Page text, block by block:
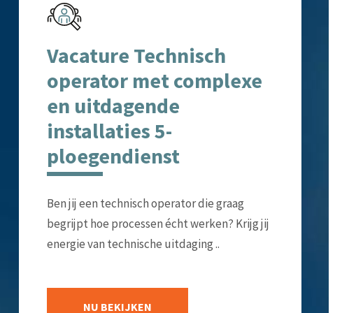
Vacature Technisch
operator met complexe
en uitdagende
installaties 5-
ploegendienst
Ben jij een technisch operator die graag
begrijpt hoe processen écht werken? Krijg jij
energie van technische uitdaging ..
NU BEKIJKEN